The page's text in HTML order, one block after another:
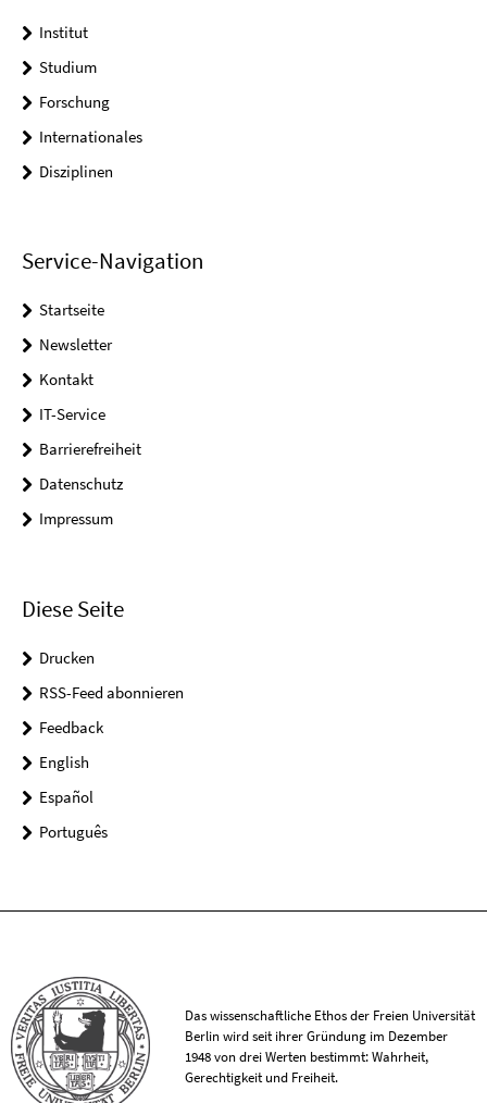
Institut
Studium
Forschung
Internationales
Disziplinen
Service-Navigation
Startseite
Newsletter
Kontakt
IT-Service
Barrierefreiheit
Datenschutz
Impressum
Diese Seite
Drucken
RSS-Feed abonnieren
Feedback
English
Español
Português
Das wissenschaftliche Ethos der Freien Universität
Berlin wird seit ihrer Gründung im Dezember
1948 von drei Werten bestimmt: Wahrheit,
Gerechtigkeit und Freiheit.